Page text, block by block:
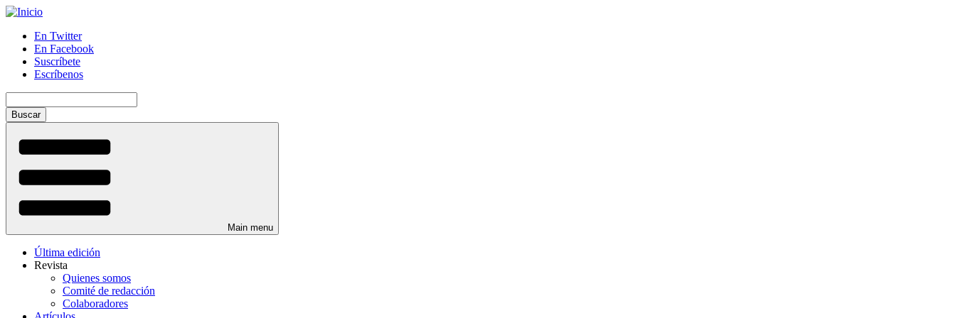
Pasar
contenido
principal
Menú
auxiliar
En Twitter
En Facebook
Suscríbete
Escríbenos
Main menu
Última edición
Revista
Quienes somos
Comité de redacción
Colaboradores